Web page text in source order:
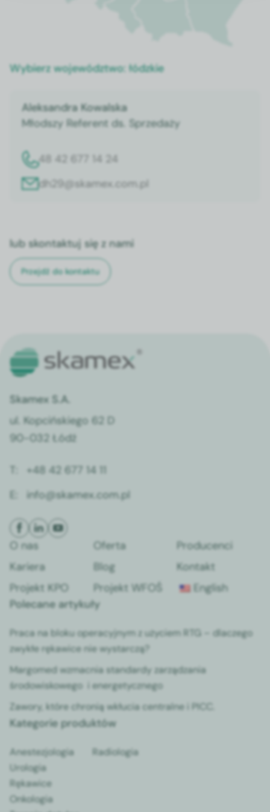
(około 1ºC na każdy
Wybierz województwo:łódzkie
Aleksandra Kowalska
Młodszy Referent ds. Sprzedaży
48 42 677 14 24
dh29@skamex.com.pl
lub skontaktuj się z nami
Przejdź do kontaktu
Skamex S.A.
ul. Kopcińskiego 62 D
90-032 Łódź
+48 42 677 14 11
E:
info@skamex.com.pl
O nas Oferta
Producenci
Kariera
Blog
Kontakt
Projekt KPO
Projekt WFOŚ
English
Polecane artykuły
Praca na bloku operacyjnym z użyciem RTG – dlaczego
zwykłe rękawice nie wystarczą?
Margomed wzmacnia standardy zarządzania
środowiskowego i energetycznego
Zawory, które chronią wkłucia centralne i PICC.
Kategorie produktów
Anestezjologia
Urologia
Rękawice
Onkologia
Radiologia